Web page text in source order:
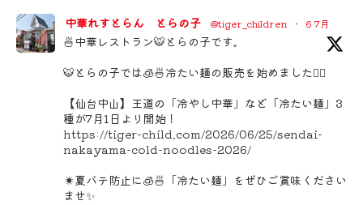
中華れすとらん とらの子 @tiger_children · 6 7月
🍜中華レストラン🐯とらの子です。
🐯とらの子では🧊🍜冷たい麺の販売を始めました🙇‍♀️
【仙台中山】王道の「冷やし中華」など「冷たい麺」3
種が7月1日より開始！
https://tiger-child.com/2026/06/25/sendai-
nakayama-cold-noodles-2026/
☀️夏バテ防止に🧊🍜「冷たい麺」をぜひご賞味ください
ませ✨